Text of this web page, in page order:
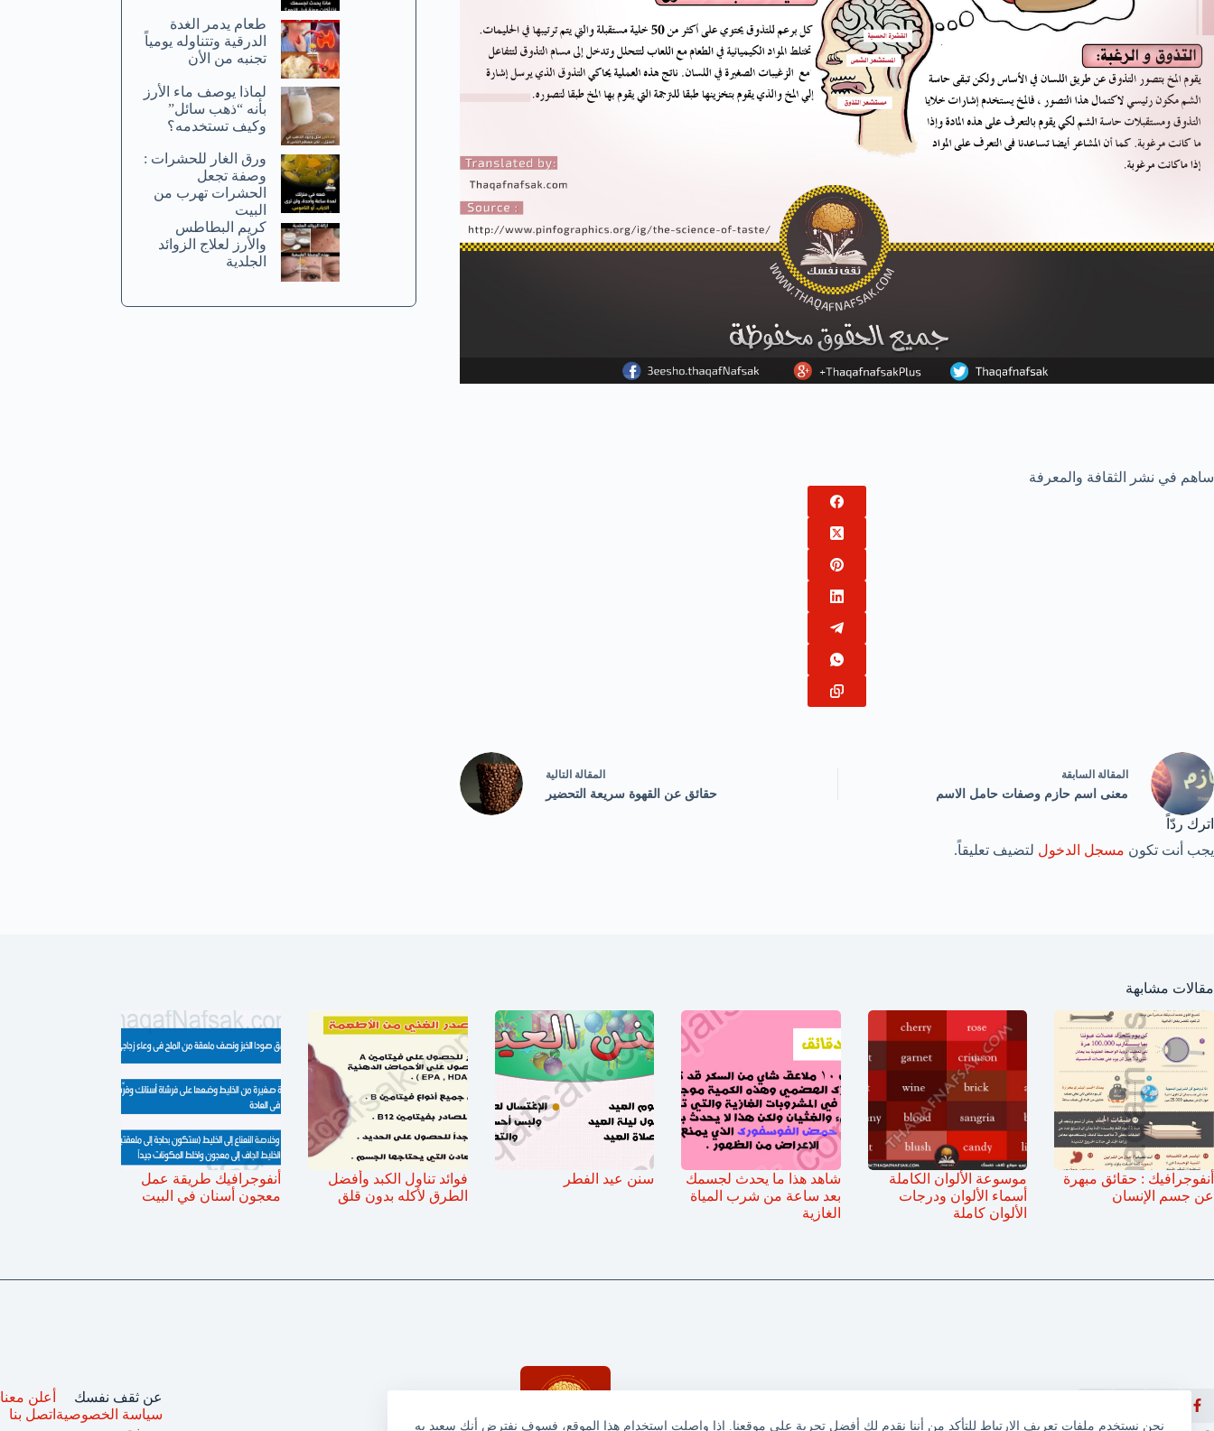
نحن نستخدم ملفات تعريف الارتباط للتأكد من أننا نقدم لك أفضل تجربة على موقعنا. إذا واصلت استخدام هذا الموقع، فسوف نفترض أنك سعيد به
ساهم في نشر الثقافة والمعرفة
المقالة السابقة
معنى اسم حازم وصفات حامل الاسم
المقالة التالية
حقائق عن القهوة سريعة التحضير
اترك ردّاً
يجب أنت تكون مسجل الدخول لتضيف تعليقاً.
طعام يدمر الغدة
الدرقية وتتناوله يومياً
تجنبه من الأن
لماذا يوصف ماء الأرز
بأنه “ذهب سائل”
وكيف تستخدمه؟
ورق الغار للحشرات :
وصفة تجعل
الحشرات تهرب من
البيت
كريم البطاطس
والأرز لعلاج الزوائد
الجلدية
مقالات مشابهة
أنفوجرافيك : حقائق مبهرة
عن جسم الإنسان
موسوعة الألوان الكاملة
أسماء الألوان ودرجات
الألوان كاملة
شاهد هذا ما يحدث لجسمك
بعد ساعة من شرب المياة
الغازية
سنن عيد الفطر
فوائد تناول الكبد وأفضل
الطرق لأكله بدون قلق
أنفوجرافيك طريقة عمل
معجون أسنان في البيت
عن ثقف نفسك
سياسة الخصوصية
أعلن معنا
اتصل بنا